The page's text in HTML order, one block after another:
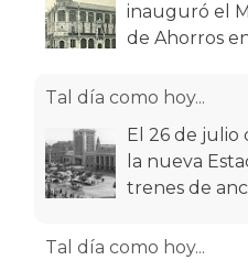
inauguró el
de Ahorros
Tal día como hoy...
El 26 de julio
la nueva
trenes de
Tal día como hoy...